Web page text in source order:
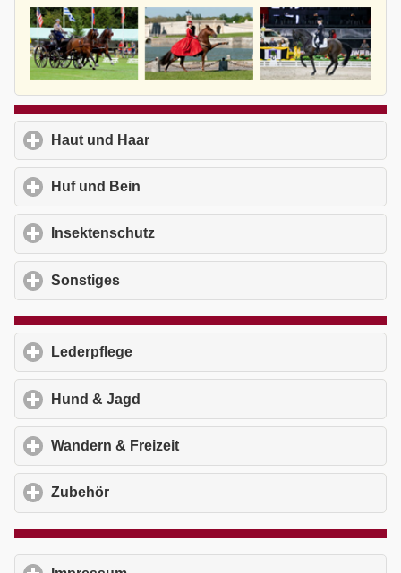
Haut und Haar
Huf und Bein
Insektenschutz
Sonstiges
Lederpflege
Hund & Jagd
Wandern & Freizeit
Zubehör